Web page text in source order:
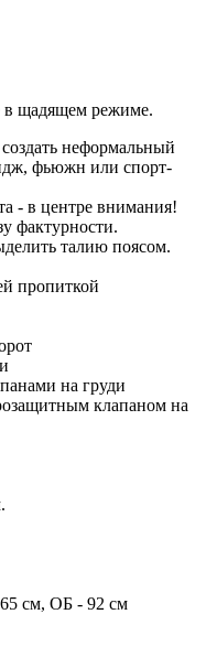
в щадящем режиме.
неформальный
фьюжн или спорт-
- в центре внимания!
фактурности.
талию поясом.
пропиткой
на груди
клапаном на
см, ОБ - 92 см